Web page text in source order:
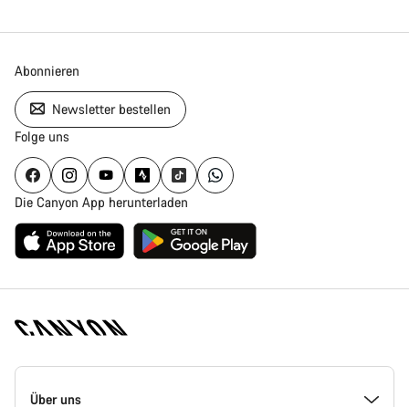
Abonnieren
Newsletter bestellen
Folge uns
Die Canyon App herunterladen
Canyon
Homepage
Über uns